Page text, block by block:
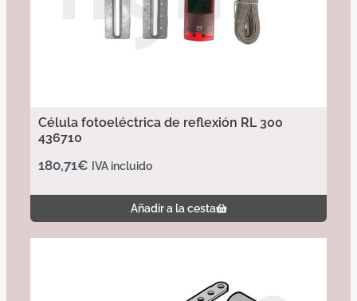
Célula fotoeléctrica de reflexión RL 300
436710
180,71€ IVA incluido
Añadir a la cesta